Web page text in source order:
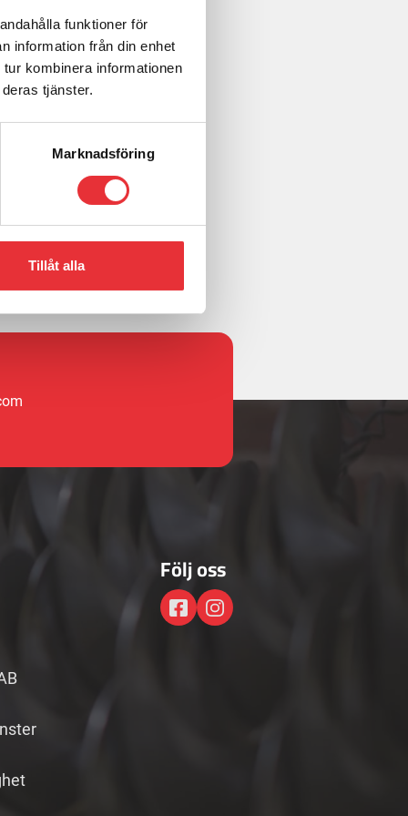
funktioner för
information från din enhet
kombinera informationen
tjänster.
Marknadsföring
Tillåt alla
Kontakta oss
Följ oss